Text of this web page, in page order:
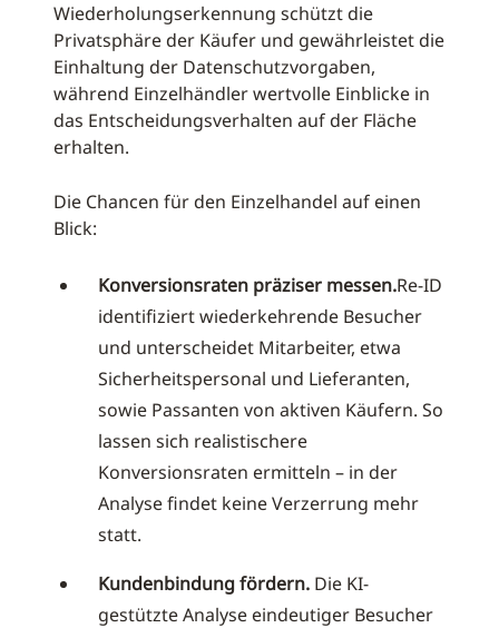
Wiederholungserkennung schützt die
Privatsphäre der Käufer und gewährleistet die
Einhaltung der Datenschutzvorgaben,
während Einzelhändler wertvolle Einblicke in
das Entscheidungsverhalten auf der Fläche
erhalten.
Die Chancen für den Einzelhandel auf einen
Blick:
Konversionsraten präziser messen.Re-ID
identifiziert wiederkehrende Besucher
und unterscheidet Mitarbeiter, etwa
Sicherheitspersonal und Lieferanten,
sowie Passanten von aktiven Käufern. So
lassen sich realistischere
Konversionsraten ermitteln – in der
Analyse findet keine Verzerrung mehr
statt.
Kundenbindung fördern. Die KI-
gestützte Analyse eindeutiger Besucher